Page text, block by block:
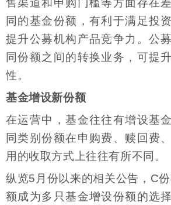
同的基金份额，有利于满足投
提升公募机构产品竞争力。公
同份额之间的转换业务，可提
性。
基金增设新份额
在运营中，基金往往有增设基
同类别份额在申购费、赎回费
用的收取方式上往往有所不同。
纵览5月份以来的相关公告，C
额成为多只基金增设份额的选